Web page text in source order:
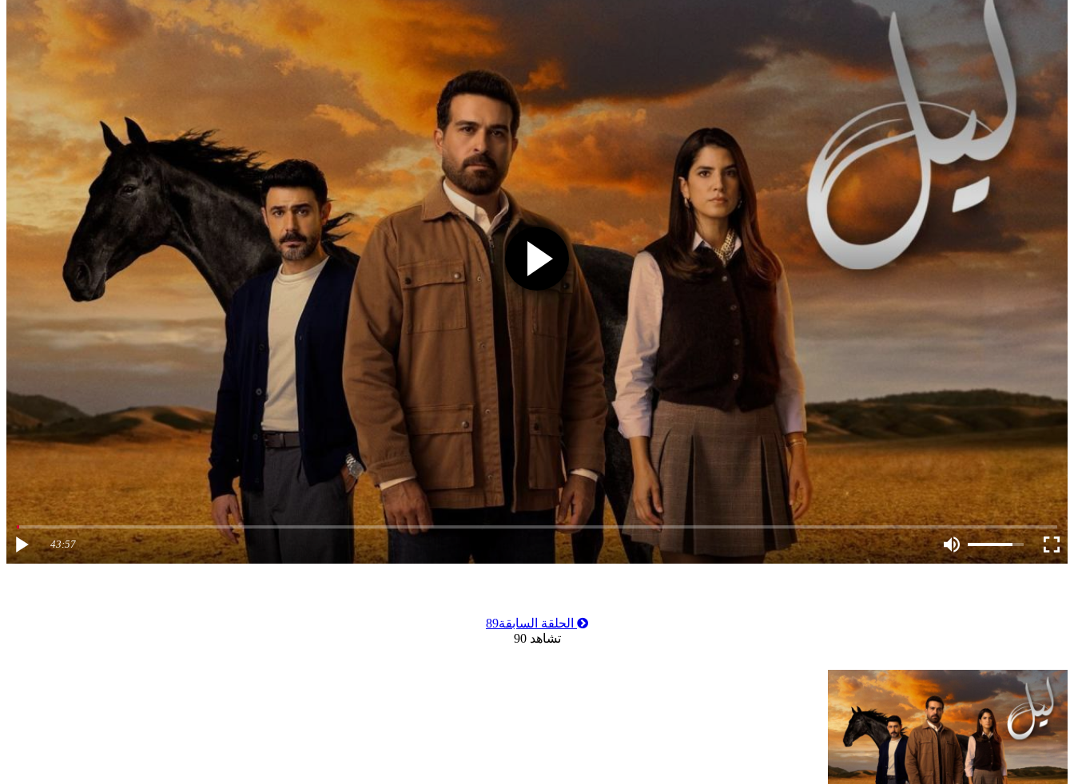
43:57
الحلقة السابقة89
تشاهد90